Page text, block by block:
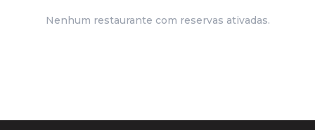
Nenhum restaurante com reservas ativadas.